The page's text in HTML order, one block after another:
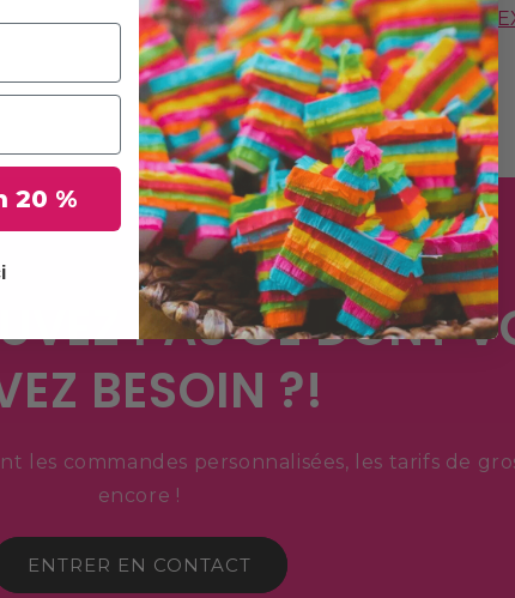
INFORMATIONS SUR
PAS CE DONT
BESOIN ?!
les commandes personnalisées, les tarifs de
encore !
ENTRER EN CONTACT
20 %